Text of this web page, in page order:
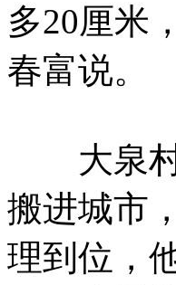
多20厘米
春富说。
大泉村
搬进城市
理到位，